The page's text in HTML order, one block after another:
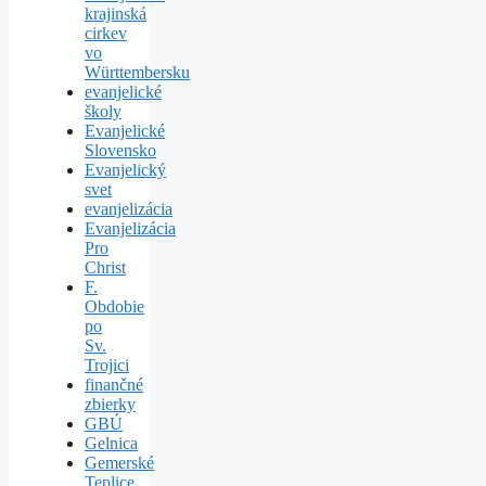
krajinská
cirkev
vo
Württembersku
evanjelické
školy
Evanjelické
Slovensko
Evanjelický
svet
evanjelizácia
Evanjelizácia
Pro
Christ
F.
Obdobie
po
Sv.
Trojici
finančné
zbierky
GBÚ
Gelnica
Gemerské
Teplice